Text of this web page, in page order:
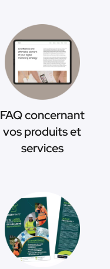
FAQ concernant
vos produits et
services